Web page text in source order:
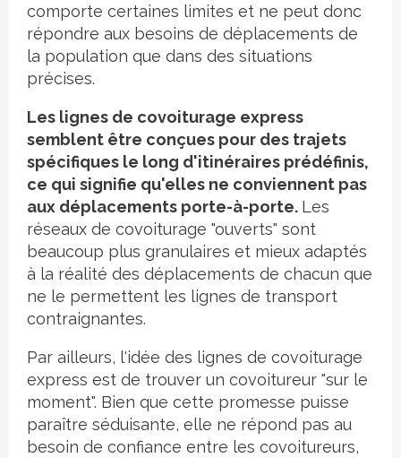
comporte certaines limites et ne peut donc
répondre aux besoins de déplacements de
la population que dans des situations
précises.
Les lignes de covoiturage express
semblent être conçues pour des trajets
spécifiques le long d'itinéraires prédéfinis,
ce qui signifie qu'elles ne conviennent pas
aux déplacements porte-à-porte. Les
réseaux de covoiturage "ouverts" sont
beaucoup plus granulaires et mieux adaptés
à la réalité des déplacements de chacun que
ne le permettent les lignes de transport
contraignantes.
Par ailleurs, l'idée des lignes de covoiturage
express est de trouver un covoitureur "sur le
moment". Bien que cette promesse puisse
paraître séduisante, elle ne répond pas au
besoin de confiance entre les covoitureurs,